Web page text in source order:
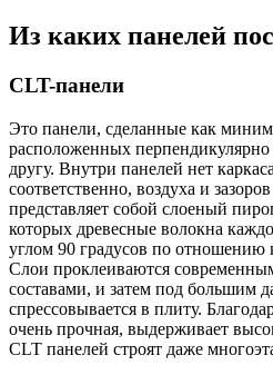
Из каких панелей
CLT-панели
Это панели, сделанные как
расположенных
другу. Внутри панелей нет
соответственно, воздуха и
представляет собой слоеный
которых древесные волокна
углом 90 градусов по отношению
Слои проклеиваются
составами, и затем под большим
спрессовывается в плиту.
очень прочная, выдерживает
CLT панелей строят даже